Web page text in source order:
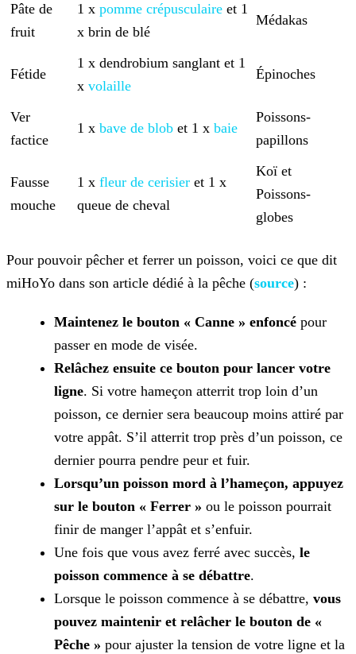
Pâte de
fruit
1 x pomme crépusculaire et 1
x brin de blé
Médakas
Fétide
1 x dendrobium sanglant et 1
x volaille
Épinoches
Ver
factice
1 x bave de blob et 1 x baie
Poissons-
papillons
Fausse
mouche
1 x fleur de cerisier et 1 x
queue de cheval
Koï et
Poissons-
globes
Pour pouvoir pêcher et ferrer un poisson, voici ce que dit
miHoYo dans son article dédié à la pêche (source) :
Maintenez le bouton « Canne » enfoncé pour
passer en mode de visée.
Relâchez ensuite ce bouton pour lancer votre
ligne. Si votre hameçon atterrit trop loin d’un
poisson, ce dernier sera beaucoup moins attiré par
votre appât. S’il atterrit trop près d’un poisson, ce
dernier pourra pendre peur et fuir.
Lorsqu’un poisson mord à l’hameçon, appuyez
sur le bouton « Ferrer » ou le poisson pourrait
finir de manger l’appât et s’enfuir.
Une fois que vous avez ferré avec succès, le
poisson commence à se débattre.
Lorsque le poisson commence à se débattre, vous
pouvez maintenir et relâcher le bouton de «
Pêche » pour ajuster la tension de votre ligne et la